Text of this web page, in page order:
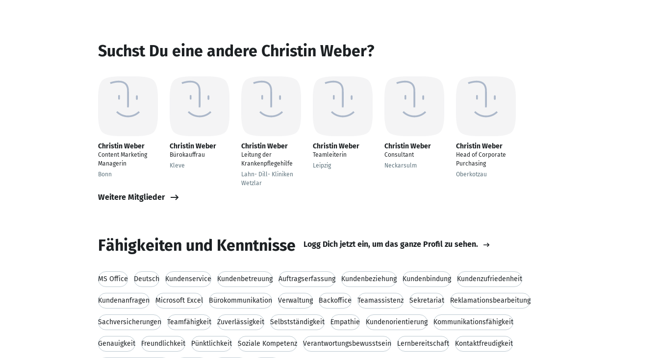
Suchst Du eine andere Christin Weber?
Christin Weber
Content Marketing
Managerin
Bonn
Christin Weber
Bürokauffrau
Kleve
Christin Weber
Leitung der
Krankenpflegehilfe
Lahn- Dill- Kliniken
Wetzlar
Christin Weber
Teamleiterin
Leipzig
Christin Weber
Consultant
Neckarsulm
Christin Weber
Head of Corporate
Purchasing
Oberkotzau
Weitere Mitglieder
Fähigkeiten und Kenntnisse Logg Dich jetzt ein, um das ganze Profil zu sehen.
MS Office Deutsch Kundenservice Kundenbetreuung Auftragserfassung Kundenbeziehung Kundenbindung Kundenzufriedenheit
Kundenanfragen Microsoft Excel Bürokommunikation Verwaltung Backoffice Teamassistenz Sekretariat Reklamationsbearbeitung
Sachversicherungen Teamfähigkeit Zuverlässigkeit Selbstständigkeit Empathie Kundenorientierung Kommunikationsfähigkeit
Genauigkeit Freundlichkeit Pünktlichkeit Soziale Kompetenz Verantwortungsbewusstsein Lernbereitschaft Kontaktfreudigkeit